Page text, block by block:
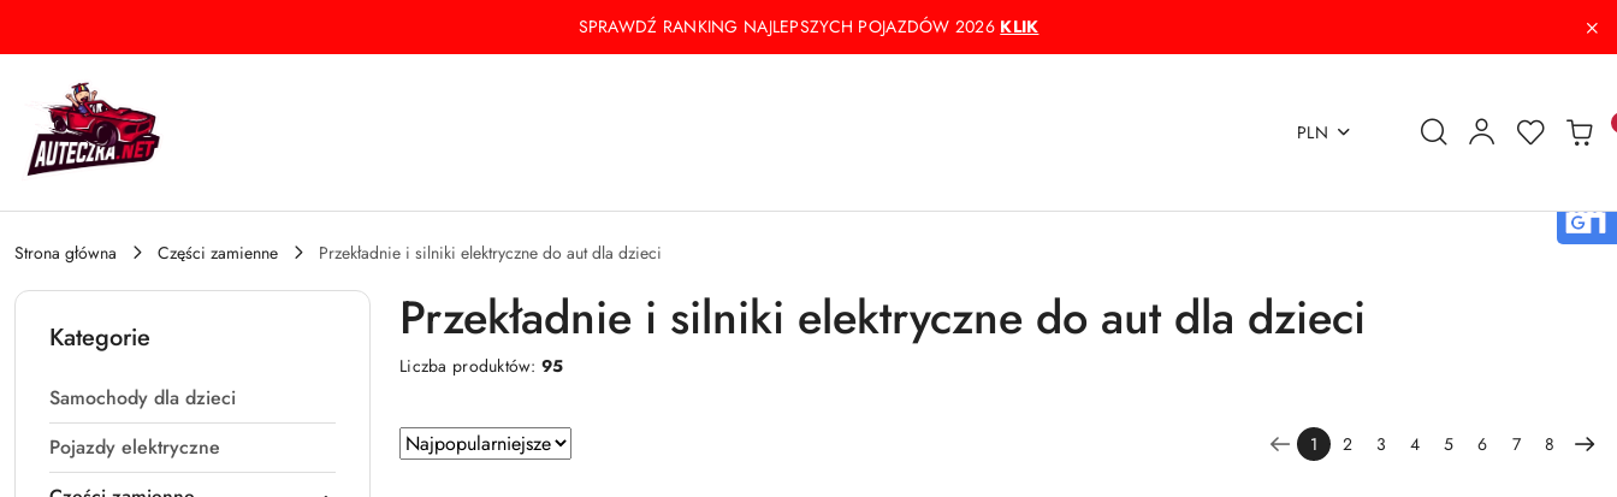
SPRAWDŹ RANKING NAJLEPSZYCH POJAZDÓW 2026 KLIK
PLN
Strona główna Części zamienne Przekładnie i silniki elektryczne do aut dla dzieci
Kategorie
Samochody dla dzieci
Pojazdy elektryczne
Przekładnie i silniki elektryczne do aut dla dzieci
Liczba produktów:95
Zastosowano
sortowanie:
Sortuj
według
1 2 3 4 5 6 7 8